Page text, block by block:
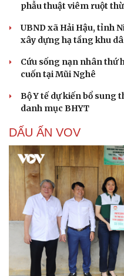
Cải chính
phẫu thuật viêm ruột
UBND xã Hải Hậu, tỉnh
xây dựng hạ tầng khu
Cứu sống nạn nhân thứ
cuốn tại Mũi Nghê
Bộ Y tế dự kiến bổ sung
danh mục BHYT
DẤU ẤN VOV